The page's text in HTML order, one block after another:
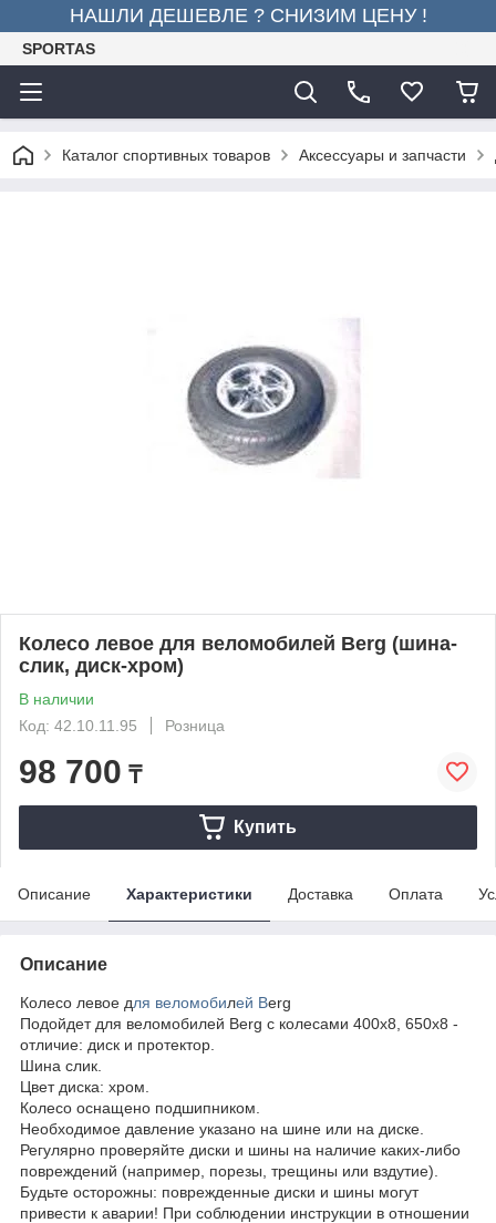
НАШЛИ ДЕШЕВЛЕ ? СНИЗИМ ЦЕНУ !
SPORTAS
Каталог спортивных товаров Аксессуары и запчасти
Колесо левое для веломобилей Berg (шина-
слик, диск-хром)
В наличии
Код: 42.10.11.95
Розница
98 700 ₸
Купить
Описание Характеристики Доставка Оплата
Описание
Колесо левое для веломобилей Berg
Подойдет для веломобилей Berg с колесами 400х8, 650х8 -
отличие: диск и протектор.
Шина слик.
Цвет диска: хром.
Колесо оснащено подшипником.
Необходимое давление указано на шине или на диске.
Регулярно проверяйте диски и шины на наличие каких-либо
повреждений (например, порезы, трещины или вздутие).
Будьте осторожны: поврежденные диски и шины могут
привести к аварии! При соблюдении инструкции в отношении